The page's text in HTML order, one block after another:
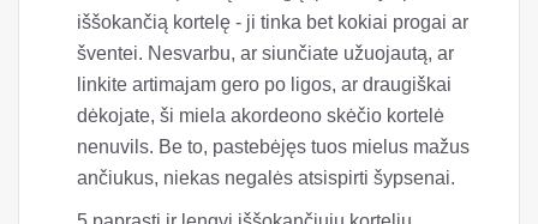
instrukcijomis, kaip pasidaryti „pasidaryk pats“
šventines korteles šiais metais. Nesvarbu, ką
švenčiate, iššokančios kortelės yra puikus
būdas parodyti savo artimiesiems, kaip jums
Pasidaryk pats „Babble Dabble Do“ atostogų
iškylančias korteles